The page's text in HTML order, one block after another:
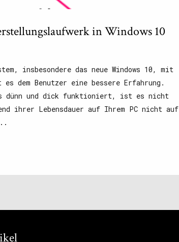
in Windows 10
insbesondere das neue Windows 10, mit
dem Benutzer eine bessere Erfahrung.
dünn und dick funktioniert, ist es nicht
ihrer Lebensdauer auf Ihrem PC nicht auf